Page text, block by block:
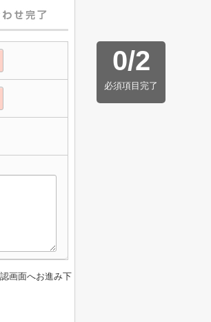
0/2
必須項目完了
画面へお進み下